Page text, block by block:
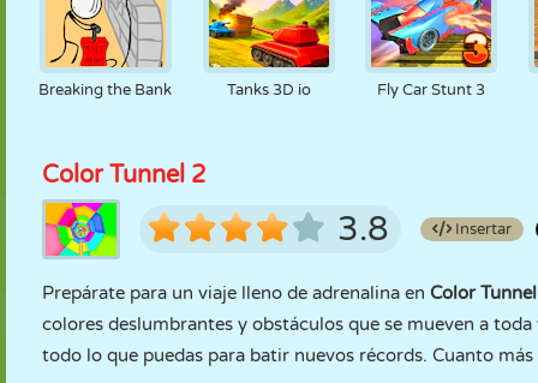
Breaking the Bank Tanks 3D io Fly Car Stunt 3
Color Tunnel 2
3.8 Insertar
Prepárate para un viaje lleno de adrenalina en Color
colores deslumbrantes y obstáculos que se mueven a
todo lo que puedas para batir nuevos récords. Cuanto